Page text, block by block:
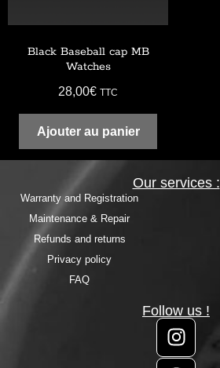
Black Baseball cap MB
Watches
28,00€ TTC
Ajouter au panier
Our services :
Warranty and Registration
Maintenance & Repair
Refunds and returns
Privacy policy
FAQ
Follow us !